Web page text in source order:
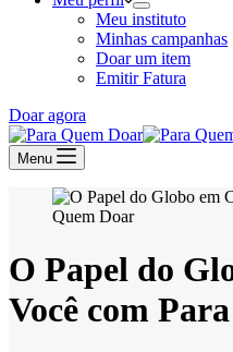
Meu instituto
Minhas campanhas
Doar um item
Emitir Fatura
Doar agora
Menu
O Papel do
Você com